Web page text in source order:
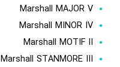
Marshall MAJOR V
Marshall MINOR IV
Marshall MOTIF II
Marshall STANMORE III